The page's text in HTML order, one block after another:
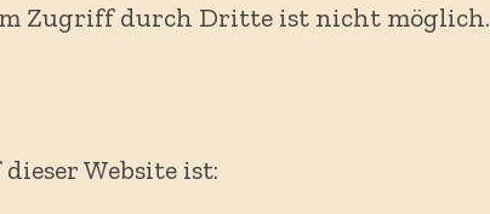
Zugriff durch Dritte ist nicht möglich.
Website ist: